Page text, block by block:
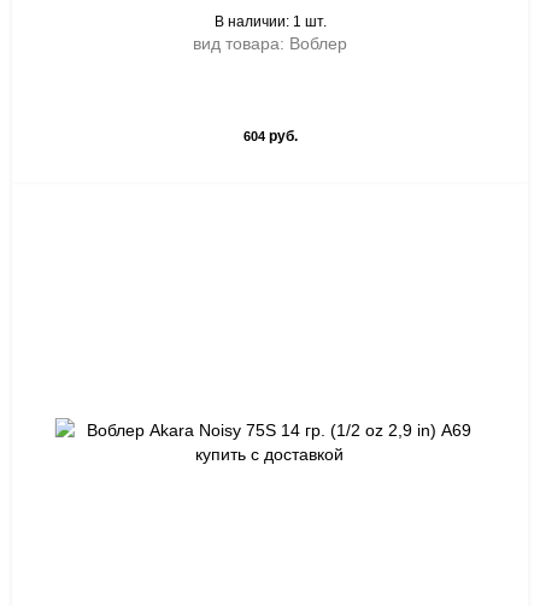
В наличии: 1 шт.
вид товара: Воблер
604руб.